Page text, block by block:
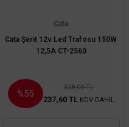
Cata
Cata Şerit 12v Led Trafosu 150W
12,5A CT-2560
%55
528,00 TL
237,60 TL KDV DAHİL